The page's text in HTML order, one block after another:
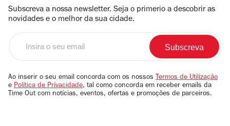
Subscreva a nossa newsletter. Seja o primerio a descobrir as
novidades e o melhor da sua cidade.
email
Ao inserir o seu email concorda com os nossos Termos de Utilização
e Política de Privacidade, tal como concorda em receber emails da
Time Out com notícias, eventos, ofertas e promoções de parceiros.